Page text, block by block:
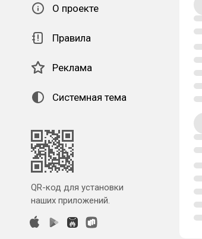
О проекте
Правила
Реклама
Системная тема
QR-код для установки
наших приложений.